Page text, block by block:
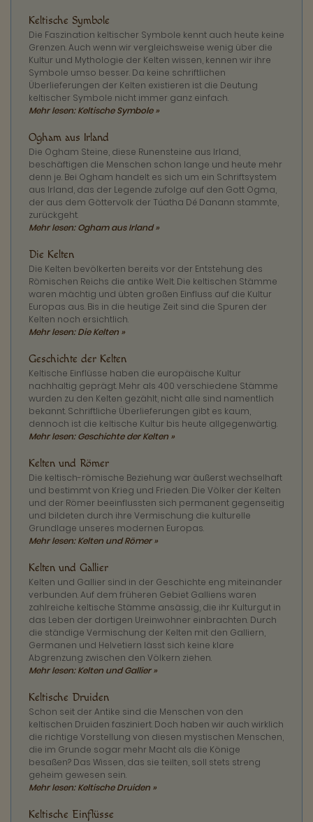
Keltische Symbole
Die Faszination keltischer Symbole kennt auch heute keine
Grenzen. Auch wenn wir vergleichsweise wenig über die
Kultur und Mythologie der Kelten wissen, kennen wir ihre
Symbole umso besser. Da keine schriftlichen
Überlieferungen der Kelten existieren ist die Deutung
keltischer Symbole nicht immer ganz einfach.
Mehr lesen: Keltische Symbole »
Ogham aus Irland
Die Ogham Steine, diese Runensteine aus Irland,
beschäftigen die Menschen schon lange und heute mehr
denn je. Bei Ogham handelt es sich um ein Schriftsystem
aus Irland, das der Legende zufolge auf den Gott Ogma,
der aus dem Göttervolk der Túatha Dé Danann stammte,
zurückgeht.
Mehr lesen: Ogham aus Irland »
Die Kelten
Die Kelten bevölkerten bereits vor der Entstehung des
Römischen Reichs die antike Welt. Die keltischen Stämme
waren mächtig und übten großen Einfluss auf die Kultur
Europas aus. Bis in die heutige Zeit sind die Spuren der
Kelten noch ersichtlich.
Mehr lesen: Die Kelten »
Geschichte der Kelten
Keltische Einflüsse haben die europäische Kultur
nachhaltig geprägt. Mehr als 400 verschiedene Stämme
wurden zu den Kelten gezählt, nicht alle sind namentlich
bekannt. Schriftliche Überlieferungen gibt es kaum,
dennoch ist die keltische Kultur bis heute allgegenwärtig.
Mehr lesen: Geschichte der Kelten »
Kelten und Römer
Die keltisch-römische Beziehung war äußerst wechselhaft
und bestimmt von Krieg und Frieden. Die Völker der Kelten
und der Römer beeinflussten sich permanent gegenseitig
und bildeten durch ihre Vermischung die kulturelle
Grundlage unseres modernen Europas.
Mehr lesen: Kelten und Römer »
Kelten und Gallier
Kelten und Gallier sind in der Geschichte eng miteinander
verbunden. Auf dem früheren Gebiet Galliens waren
zahlreiche keltische Stämme ansässig, die ihr Kulturgut in
das Leben der dortigen Ureinwohner einbrachten. Durch
die ständige Vermischung der Kelten mit den Galliern,
Germanen und Helvetiern lässt sich keine klare
Abgrenzung zwischen den Völkern ziehen.
Mehr lesen: Kelten und Gallier »
Keltische Druiden
Schon seit der Antike sind die Menschen von den
keltischen Druiden fasziniert. Doch haben wir auch wirklich
die richtige Vorstellung von diesen mystischen Menschen,
die im Grunde sogar mehr Macht als die Könige
besaßen? Das Wissen, das sie teilten, soll stets streng
geheim gewesen sein.
Mehr lesen: Keltische Druiden »
Keltische Einflüsse